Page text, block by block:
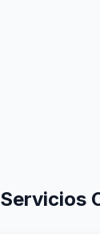
Servicios